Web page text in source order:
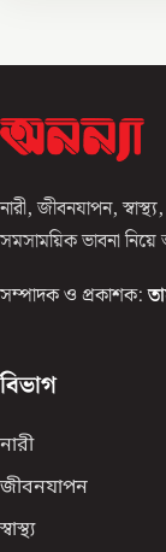
নারী, জীবনযাপন,
সমসাময়িক ভাবনা নিয়ে
সম্পাদক ও প্রকাশক:
বিভাগ
নারী
জীবনযাপন
স্বাস্থ্য